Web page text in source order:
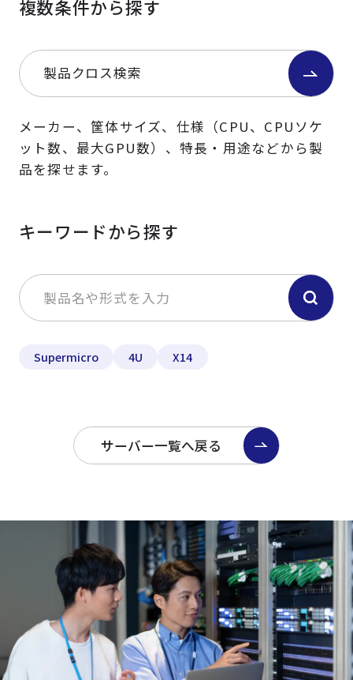
複数条件から探す
製品クロス検索
メーカー、筐体サイズ、仕様（CPU、CPUソケ
ット数、最大GPU数）、特長・用途などから製
品を探せます。
キーワードから探す
Supermicro 4U X14
サーバー一覧へ戻る